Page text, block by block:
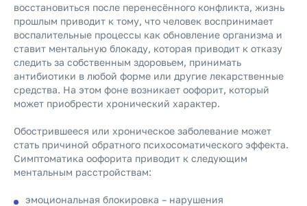
восстановиться после перенесённого конфликта, жизнь
прошлым приводит к тому, что человек воспринимает
воспалительные процессы как обновление организма и
ставит ментальную блокаду, которая приводит к отказу
следить за собственным здоровьем, принимать
антибиотики в любой форме или другие лекарственные
средства. На этом фоне возникает оофорит, который
может приобрести хронический характер.
Обострившееся или хроническое заболевание может
стать причиной обратного психосоматического эффекта.
Симптоматика оофорита приводит к следующим
ментальным расстройствам:
эмоциональная блокировка – нарушения